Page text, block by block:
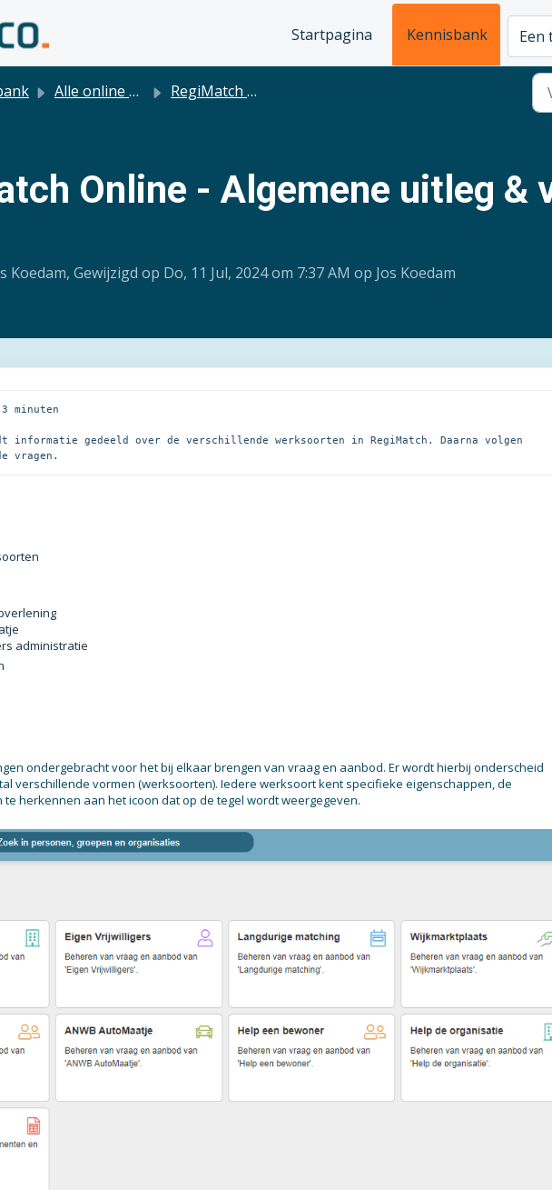
Startpagina
Kennisbank Een
Alle online modules RegiMatch Online
Online - Algemene uitleg &
Koedam, Gewijzigd op Do, 11 Jul, 2024 om 7:37 AM op Jos Koedam
minuten
gedeeld over de verschillende werksoorten in RegiMatch. Daarna volgen
vragen.
administratie
ondergebracht voor het bij elkaar brengen van vraag en aanbod. Er wordt hierbij onderscheid
verschillende vormen (werksoorten). Iedere werksoort kent specifieke eigenschappen, de
herkennen aan het icoon dat op de tegel wordt weergegeven.